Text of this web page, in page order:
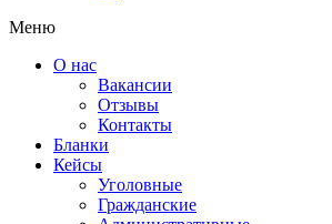
Меню
О нас
Вакансии
Отзывы
Контакты
Бланки
Кейсы
Уголовные
Гражданские